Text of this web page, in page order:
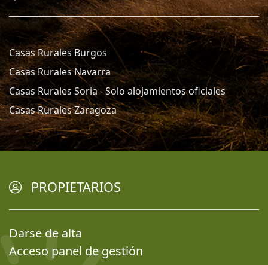
Casas Rurales Burgos
Casas Rurales Navarra
Casas Rurales Soria - Solo alojamientos oficiales
Casas Rurales Zaragoza
PROPIETARIOS
Darse de alta
Acceso panel de gestión